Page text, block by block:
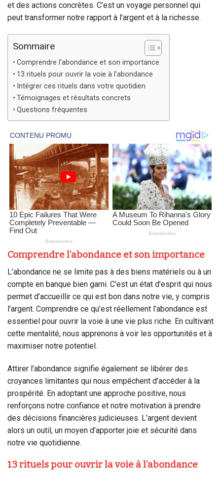
et des actions concrètes. C’est un voyage personnel qui
peut transformer notre rapport à l’argent et à la richesse.
Sommaire
Comprendre l’abondance et son importance
13 rituels pour ouvrir la voie à l’abondance
Intégrer ces rituels dans votre quotidien
Témoignages et résultats concrets
Questions fréquentes
Comprendre l’abondance et son importance
L’abondance ne se limite pas à des biens matériels ou à un
compte en banque bien garni. C’est un état d’esprit qui nous
permet d’accueillir ce qui est bon dans notre vie, y compris
l’argent. Comprendre ce qu’est réellement l’abondance est
essentiel pour ouvrir la voie à une vie plus riche. En cultivant
cette mentalité, nous apprenons à voir les opportunités et à
maximiser notre potentiel.
Attirer l’abondance signifie également se libérer des
croyances limitantes qui nous empêchent d’accéder à la
prospérité. En adoptant une approche positive, nous
renforçons notre confiance et notre motivation à prendre
des décisions financières judicieuses. L’argent devient
alors un outil, un moyen d’apporter joie et sécurité dans
notre vie quotidienne.
13 rituels pour ouvrir la voie à l’abondance